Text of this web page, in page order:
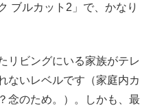
ブルカット2」で、かなり
リビングにいる家族がテレ
ないレベルです（家庭内カ
念のため。）。しかも、最